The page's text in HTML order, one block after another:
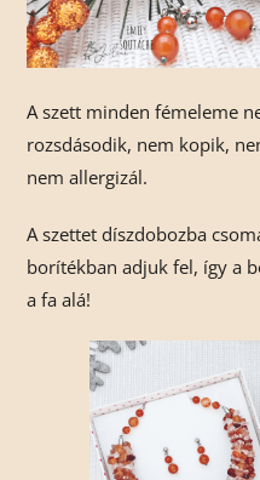
A szett minden fémeleme
rozsdásodik, nem kopik,
nem allergizál.
A szettet díszdobozba
borítékban adjuk fel, így a
a fa alá!